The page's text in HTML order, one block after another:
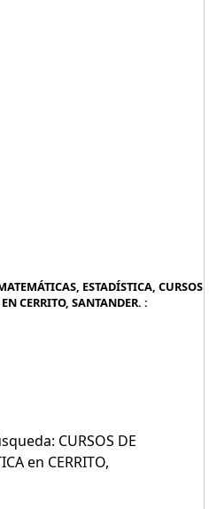
ESTADÍSTICA, CURSOS
CERRITO, SANTANDER. :
CURSOS DE
en CERRITO,